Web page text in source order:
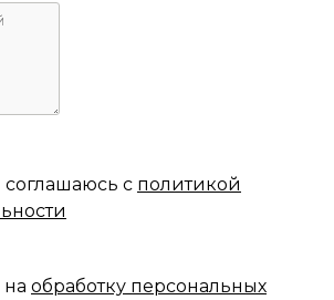
с политикой
обработку персональных